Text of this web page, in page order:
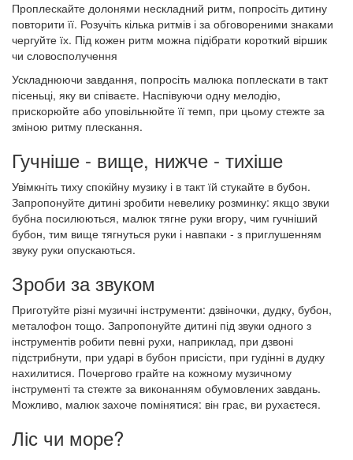
Проплескайте долонями нескладний ритм, попросіть дитину
повторити її. Розучіть кілька ритмів і за обговореними знаками
чергуйте їх. Під кожен ритм можна підібрати короткий віршик
чи словосполучення
Ускладнюючи завдання, попросіть малюка поплескати в такт
пісеньці, яку ви співаєте. Наспівуючи одну мелодію,
прискорюйте або уповільнюйте її темп, при цьому стежте за
зміною ритму плескання.
Гучніше - вище, нижче - тихіше
Увімкніть тиху спокійну музику і в такт їй стукайте в бубон.
Запропонуйте дитині зробити невелику розминку: якщо звуки
бубна посилюються, малюк тягне руки вгору, чим гучніший
бубон, тим вище тягнуться руки і навпаки - з приглушенням
звуку руки опускаються.
Зроби за звуком
Приготуйте різні музичні інструменти: дзвіночки, дудку, бубон,
металофон тощо. Запропонуйте дитині під звуки одного з
інструментів робити певні рухи, наприклад, при дзвоні
підстрибнути, при ударі в бубон присісти, при гудінні в дудку
нахилитися. Почергово грайте на кожному музичному
інструменті та стежте за виконанням обумовлених завдань.
Можливо, малюк захоче помінятися: він грає, ви рухаєтеся.
Ліс чи море?